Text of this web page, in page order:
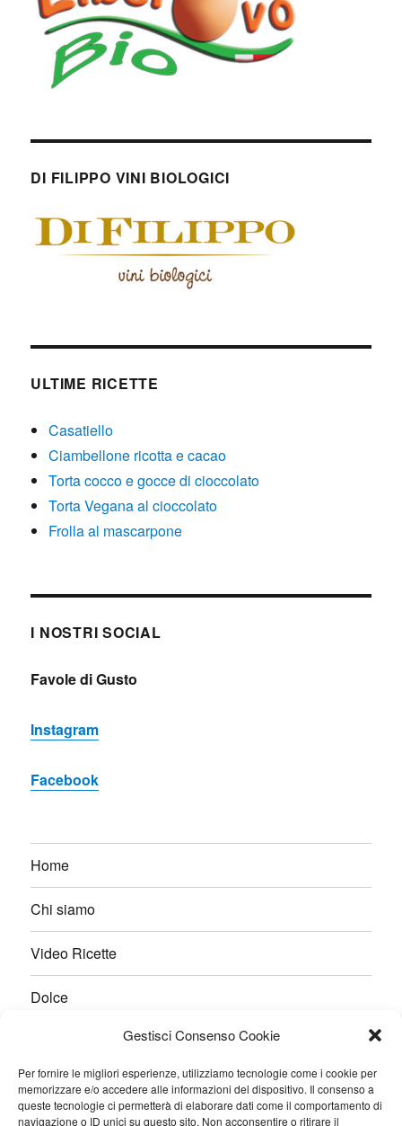
Gestisci Consenso Cookie
Per fornire le migliori esperienze, utilizziamo tecnologie come i cookie per
memorizzare e/o accedere alle informazioni del dispositivo. Il consenso a
queste tecnologie ci permetterà di elaborare dati come il comportamento di
navigazione o ID unici su questo sito. Non acconsentire o ritirare il
DI FILIPPO VINI BIOLOGICI
ULTIME RICETTE
Casatiello
Ciambellone ricotta e cacao
Torta cocco e gocce di cioccolato
Torta Vegana al cioccolato
Frolla al mascarpone
I NOSTRI SOCIAL
Favole di Gusto
Instagram
Facebook
Home
Chi siamo
Video Ricette
Dolce
Pane e Lievitati